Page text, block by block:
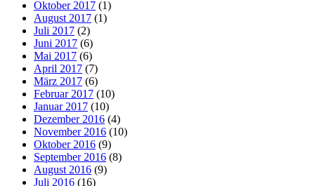
Oktober 2017 (1)
August 2017 (1)
Juli 2017 (2)
Juni 2017 (6)
Mai 2017 (6)
April 2017 (7)
März 2017 (6)
Februar 2017 (10)
Januar 2017 (10)
Dezember 2016 (4)
November 2016 (10)
Oktober 2016 (9)
September 2016 (8)
August 2016 (9)
Juli 2016 (16)